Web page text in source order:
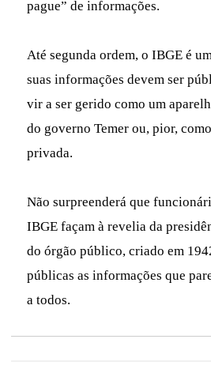
pague” de informações.
Até segunda ordem, o IBGE é
suas informações devem ser
vir a ser gerido como um
do governo Temer ou, pior,
privada.
Não surpreenderá que
IBGE façam à revelia da
do órgão público, criado em
públicas as informações que
a todos.